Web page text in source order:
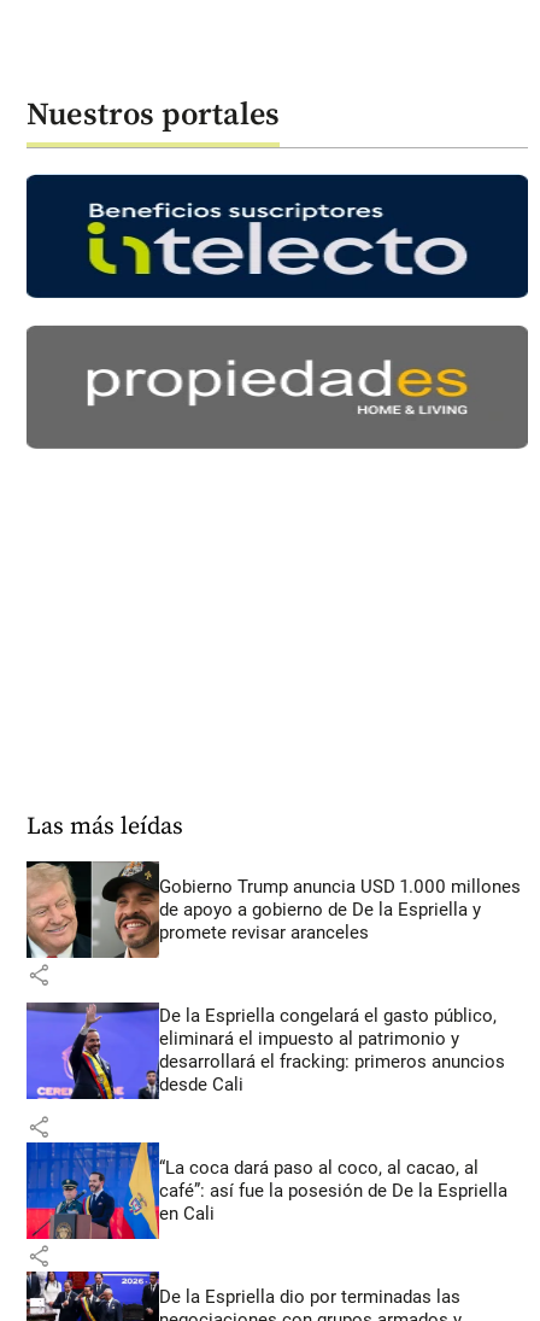
Nuestros portales
Las más leídas
Gobierno Trump anuncia USD 1.000 millones
de apoyo a gobierno de De la Espriella y
promete revisar aranceles
share
De la Espriella congelará el gasto público,
eliminará el impuesto al patrimonio y
desarrollará el fracking: primeros anuncios
desde Cali
share
“La coca dará paso al coco, al cacao, al
café”: así fue la posesión de De la Espriella
en Cali
share
De la Espriella dio por terminadas las